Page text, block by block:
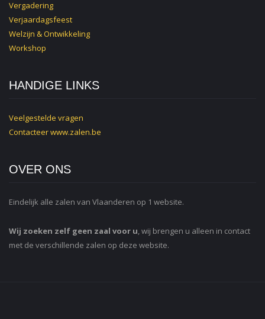
Vergadering
Verjaardagsfeest
Welzijn & Ontwikkeling
Workshop
HANDIGE LINKS
Veelgestelde vragen
Contacteerwww.zalen.be
OVER ONS
Eindelijk alle zalen van Vlaanderen op 1 website.
Wij zoeken zelf geen zaal voor u, wij brengen u alleen in contact
met de verschillende zalen op deze website.